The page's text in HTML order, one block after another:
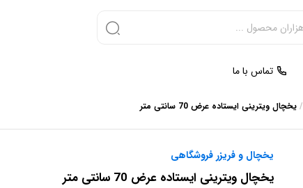
تماس با ما
/یخچال ویترینی ایستاده عرض 70 سانتی متر
یخچال و فریزر فروشگاهی
یخچال ویترینی ایستاده عرض 70 سانتی متر